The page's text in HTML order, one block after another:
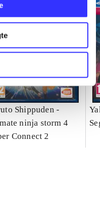
Shippuden -
ninja storm 4
Connect 2